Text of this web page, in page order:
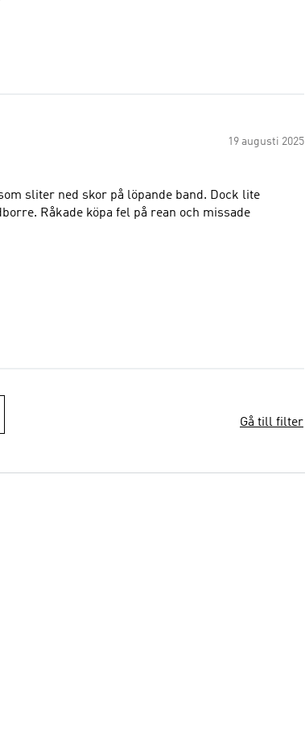
19 augusti 2025
sliter ned skor på löpande band. Dock lite
Råkade köpa fel på rean och missade
Gå till filter